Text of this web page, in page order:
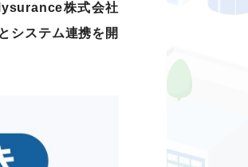
株式会社
システム連携を開